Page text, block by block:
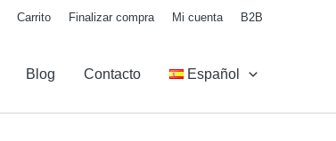
Carrito Finalizar compra Mi cuenta B2B
Blog Contacto Español